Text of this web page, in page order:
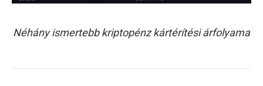
Néhány ismertebb kriptopénz kártérítési árfolyama